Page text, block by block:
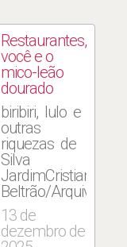
Restaurantes,
você e o
mico-leão
dourado
biribiri, lulo e
outras
riquezas de
Silva
JardimCristiana
Beltrão/Arquivo
pessoal
Quanto mais
velha fico,
13 de
dezembro de